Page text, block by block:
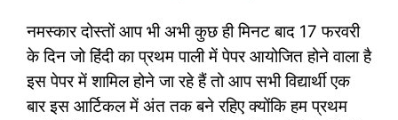
नमस्कार दोस्तों आप भी अभी कुछ ही मिनट बाद 17 फरवरी
के दिन जो हिंदी का प्रथम पाली में पेपर आयोजित होने वाला है
इस पेपर में शामिल होने जा रहे हैं तो आप सभी विद्यार्थी एक
बार इस आर्टिकल में अंत तक बने रहिए क्योंकि हम प्रथम